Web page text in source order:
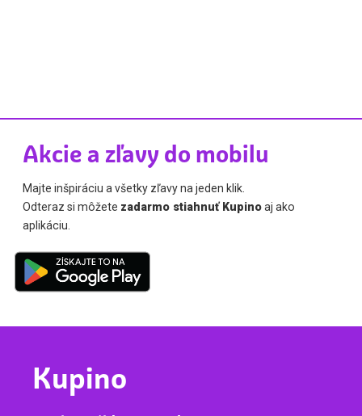
Akcie a zľavy do mobilu
Majte inšpiráciu a všetky zľavy na jeden klik.
Odteraz si môžete zadarmo stiahnuť Kupinoaj ako
aplikáciu.
Kupino